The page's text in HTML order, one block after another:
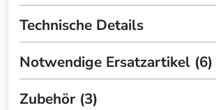
Technische Details
Notwendige Ersatzartikel (6)
Zubehör (3)